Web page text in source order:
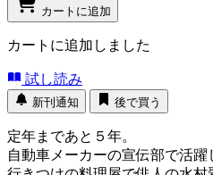
カートに追加
カートに追加しました
試し読み
新刊通知 後で買う
定年まであと５年。
自動車メーカーの宣伝部で活